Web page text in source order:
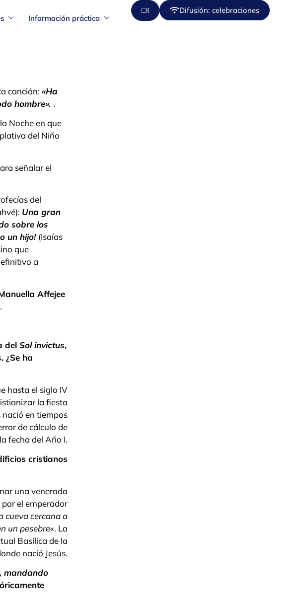
Información práctica
Difusión: celebraciones
canción: «Ha
hombre». .
Noche en que
del Niño
señalar el
del
Una gran
sobre los
un hijo! (Isaías
que
a
Affejee
del Sol invictus,
¿Se ha
hasta el siglo IV
la fiesta
nació en tiempos
de cálculo de
fecha del Año I.
cristianos
una venerada
el emperador
cueva cercana a
un pesebre«. La
Basílica de la
nació Jesús.
mandando